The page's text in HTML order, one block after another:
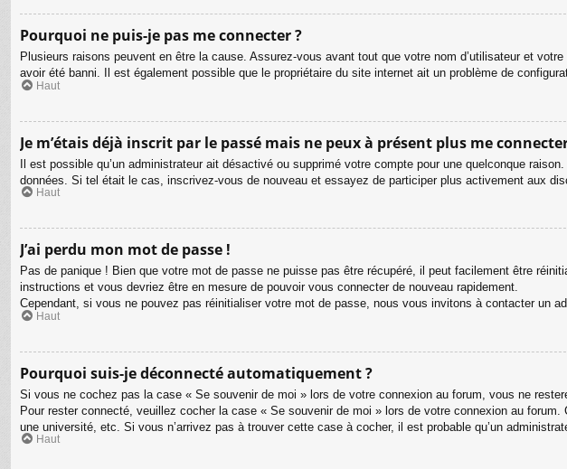
Pourquoi ne puis-je pas me connecter ?
Plusieurs raisons peuvent en être la cause. Assurez-vous avant tout que votre nom d’utilisateur et
avoir été banni. Il est également possible que le propriétaire du site internet ait un problème de
Haut
Je m’étais déjà inscrit par le passé mais ne peux à présent plus me
Il est possible qu’un administrateur ait désactivé ou supprimé votre compte pour une quelconque
données. Si tel était le cas, inscrivez-vous de nouveau et essayez de participer plus activement aux
Haut
J’ai perdu mon mot de passe !
Pas de panique ! Bien que votre mot de passe ne puisse pas être récupéré, il peut facilement être
instructions et vous devriez être en mesure de pouvoir vous connecter de nouveau rapidement.
Cependant, si vous ne pouvez pas réinitialiser votre mot de passe, nous vous invitons à contacter un
Haut
Pourquoi suis-je déconnecté automatiquement ?
Si vous ne cochez pas la case « Se souvenir de moi » lors de votre connexion au forum, vous ne
Pour rester connecté, veuillez cocher la case « Se souvenir de moi » lors de votre connexion au
une université, etc. Si vous n’arrivez pas à trouver cette case à cocher, il est probable qu’un
Haut